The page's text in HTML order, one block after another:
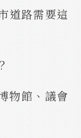
道路需要這
物館、議會